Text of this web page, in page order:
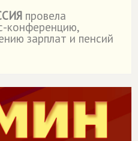
провела
конференцию,
зарплат и пенсий